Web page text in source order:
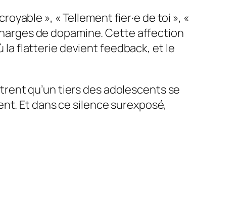
», « Tellement fier·e de toi », «
de dopamine. Cette affection
la flatterie devient feedback, et le
qu’un tiers des adolescents se
Et dans ce silence surexposé,